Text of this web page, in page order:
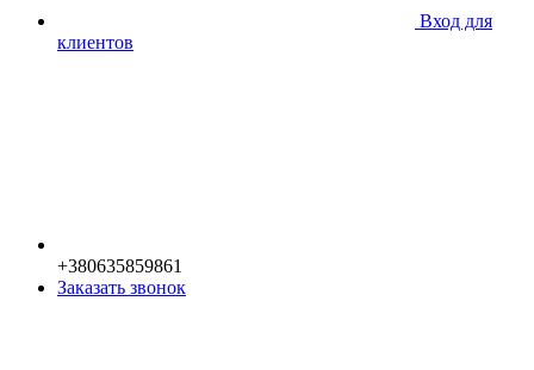
Вход для
клиентов
+380635859861
Заказать звонок